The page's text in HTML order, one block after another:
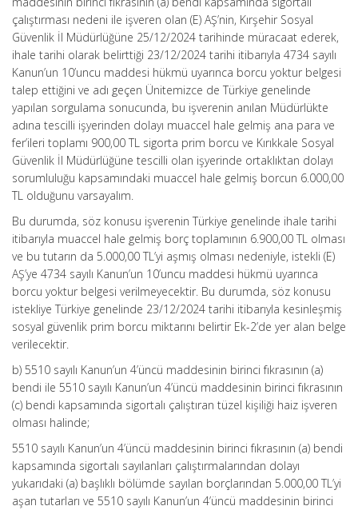
çalıştırması nedeni ile işveren olan (E) AŞ’nin, Kırşehir Sosyal
Güvenlik İl Müdürlüğüne 25/12/2024 tarihinde müracaat ederek,
ihale tarihi olarak belirttiği 23/12/2024 tarihi itibarıyla 4734 sayılı
Kanun’un 10’uncu maddesi hükmü uyarınca borcu yoktur belgesi
talep ettiğini ve adı geçen Ünitemizce de Türkiye genelinde
yapılan sorgulama sonucunda, bu işverenin anılan Müdürlükte
adına tescilli işyerinden dolayı muaccel hale gelmiş ana para ve
fer’ileri toplamı 900,00 TL sigorta prim borcu ve Kırıkkale Sosyal
Güvenlik İl Müdürlüğüne tescilli olan işyerinde ortaklıktan dolayı
sorumluluğu kapsamındaki muaccel hale gelmiş borcun 6.000,00
TL olduğunu varsayalım.
Bu durumda, söz konusu işverenin Türkiye genelinde ihale tarihi
itibarıyla muaccel hale gelmiş borç toplamının 6.900,00 TL olması
ve bu tutarın da 5.000,00 TL’yi aşmış olması nedeniyle, istekli (E)
AŞ’ye 4734 sayılı Kanun’un 10’uncu maddesi hükmü uyarınca
borcu yoktur belgesi verilmeyecektir. Bu durumda, söz konusu
istekliye Türkiye genelinde 23/12/2024 tarihi itibarıyla kesinleşmiş
sosyal güvenlik prim borcu miktarını belirtir Ek-2’de yer alan belge
verilecektir.
b) 5510 sayılı Kanun’un 4’üncü maddesinin birinci fıkrasının (a)
bendi ile 5510 sayılı Kanun’un 4’üncü maddesinin birinci fıkrasının
(c) bendi kapsamında sigortalı çalıştıran tüzel kişiliği haiz işveren
olması halinde;
5510 sayılı Kanun’un 4’üncü maddesinin birinci fıkrasının (a) bendi
kapsamında sigortalı sayılanları çalıştırmalarından dolayı
yukarıdaki (a) başlıklı bölümde sayılan borçlarından 5.000,00 TL’yi
aşan tutarları ve 5510 sayılı Kanun’un 4’üncü maddesinin birinci